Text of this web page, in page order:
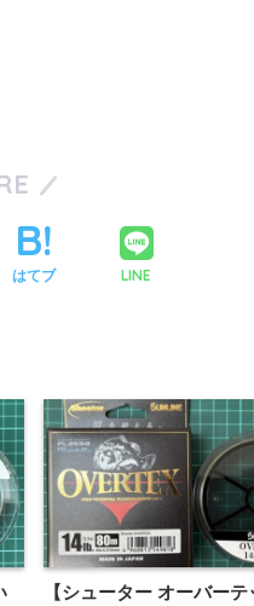
はてブ LINE
【シューター オーバー